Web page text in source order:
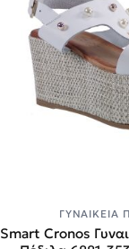
ΓΥΝΑΙΚΕΊΑ
Smart Cronos